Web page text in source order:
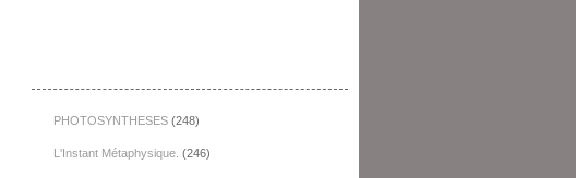
PHOTOSYNTHESES(248)
L'Instant Métaphysique. (246)